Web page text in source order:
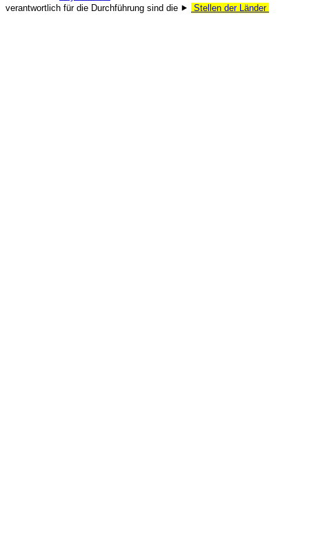
verantwortlich für die Durchführung sind die ⯈
Stellen der Länder